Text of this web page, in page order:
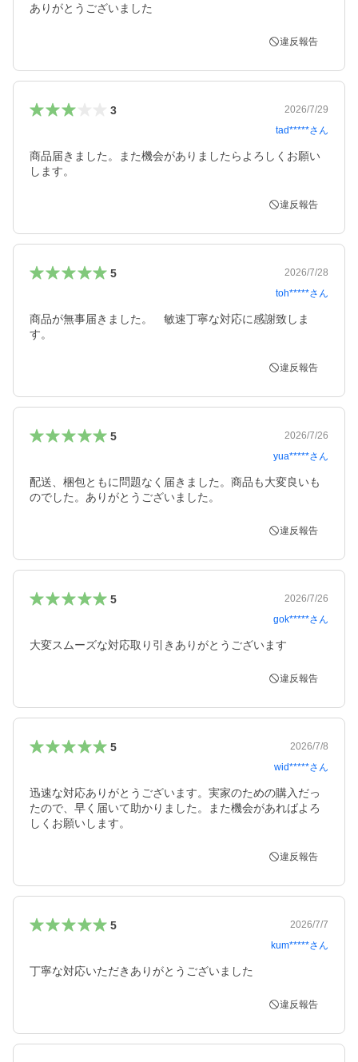
ありがとうございました
違反報告
3
2026/7/29
tad*****さん
商品届きました。また機会がありましたらよろしくお願い
します。
違反報告
5
2026/7/28
toh*****さん
商品が無事届きました。　敏速丁寧な対応に感謝致しま
す。
違反報告
5
2026/7/26
yua*****さん
配送、梱包ともに問題なく届きました。商品も大変良いも
違反報告
5
2026/7/26
gok*****さん
大変スムーズな対応取り引きありがとうございます
違反報告
5
2026/7/8
wid*****さん
迅速な対応ありがとうございます。実家のための購入だっ
たので、早く届いて助かりました。また機会があればよろ
しくお願いします。
違反報告
5
2026/7/7
kum*****さん
丁寧な対応いただきありがとうございました
違反報告